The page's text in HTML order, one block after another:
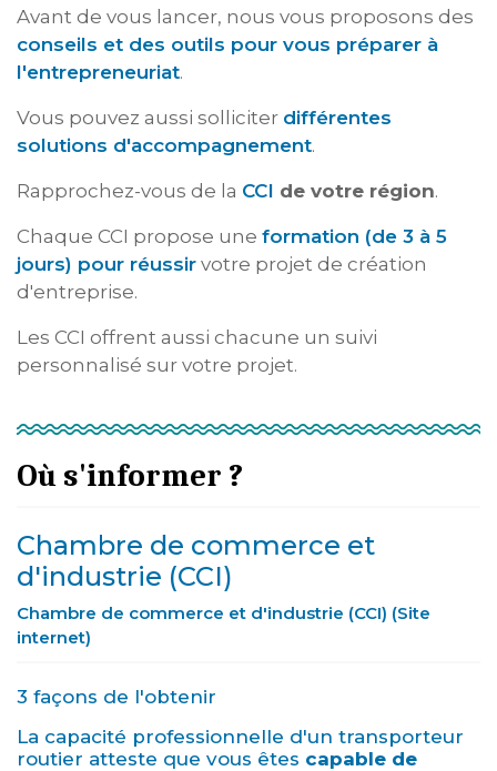
Avant de vous lancer, nous vous proposons des
conseils et des outils pour vous préparer à
l'entrepreneuriat.
Vous pouvez aussi solliciter différentes
solutions d'accompagnement.
Rapprochez-vous de la CCI de votre région.
Chaque CCI propose une formation (de 3 à 5
jours) pour réussir votre projet de création
d'entreprise.
Les CCI offrent aussi chacune un suivi
personnalisé sur votre projet.
Où s'informer ?
Chambre de commerce et
d'industrie (CCI)
Chambre de commerce et d'industrie (CCI) (Site
internet)
3 façons de l'obtenir
La capacité professionnelle d'un transporteur
routier atteste que vous êtes capable de